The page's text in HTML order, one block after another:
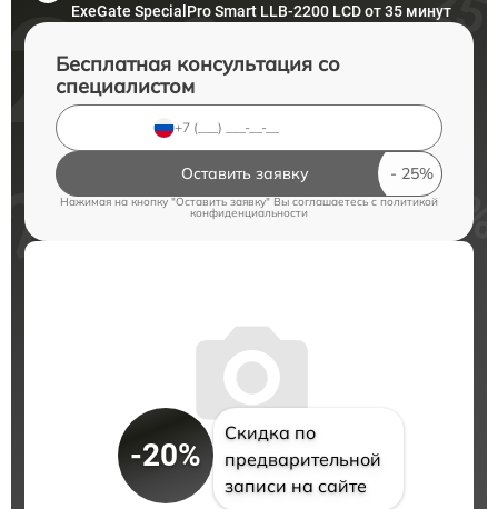
ExeGate SpecialPro Smart LLB-2200 LCD от 35 минут
Бесплатная консультация со
специалистом
Оставить заявку
Нажимая на кнопку "Оставить заявку" Вы соглашаетесь cполитикой
конфиденциальности
-20%
Скидка по
предварительной
записи на сайте